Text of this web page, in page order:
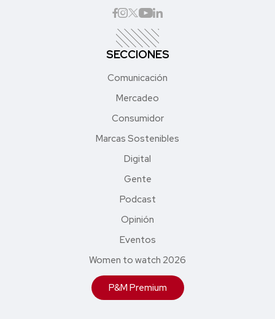
SECCIONES
Comunicación
Mercadeo
Consumidor
Marcas Sostenibles
Digital
Gente
Podcast
Opinión
Eventos
Women to watch 2026
P&M Premium